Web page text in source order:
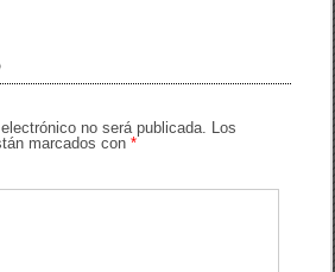
no será publicada. Los
marcados con*